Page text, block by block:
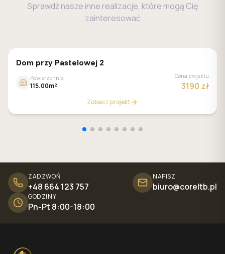
Sprawdź nasze inne realizacje, które mogą Cię
zainteresować
GALERIA DOMÓW
Dom przy Pastelowej 2
Powierzchnia
115.00m²
Cena projektu
3190 zł
Zobacz projekt
ZADZWOŃ
+48 664 123 757
NAPISZ
biuro@coreltb.pl
GODZINY
Pn-Pt 8:00-18:00